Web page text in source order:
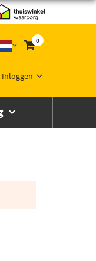
0
Inloggen